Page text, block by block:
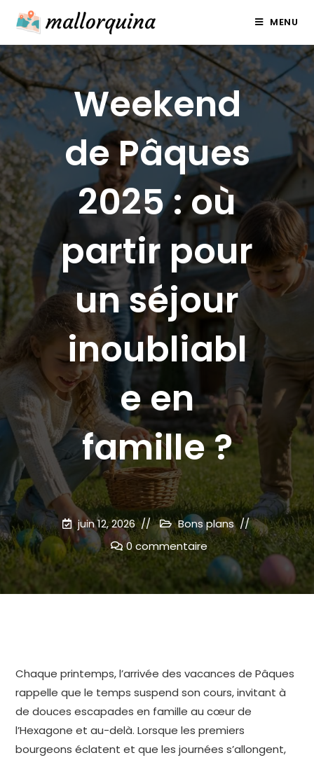
content
MENU
Weekend
de Pâques
2025 : où
partir pour
un séjour
inoubliabl
e en
famille ?
juin 12, 2026
Bons plans
0 commentaire
Chaque printemps, l’arrivée des vacances de Pâques
rappelle que le temps suspend son cours, invitant à
de douces escapades en famille au cœur de
l’Hexagone et au-delà. Lorsque les premiers
bourgeons éclatent et que les journées s’allongent,